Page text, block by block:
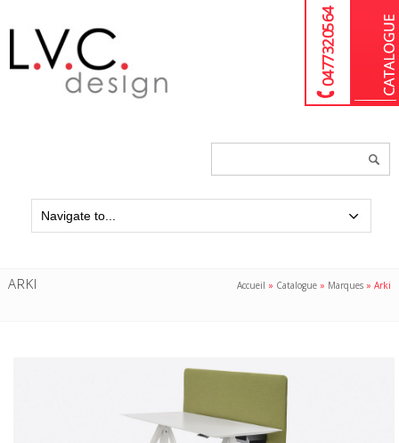
04 77 32 05 64
ARKI Accueil » Catalogue » Marques »Arki